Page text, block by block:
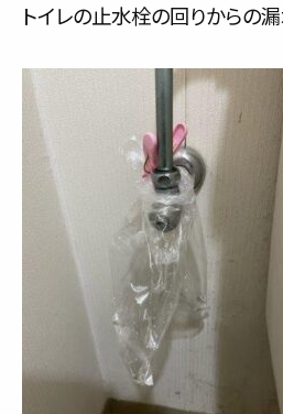
トイレの止水栓の回りからの漏